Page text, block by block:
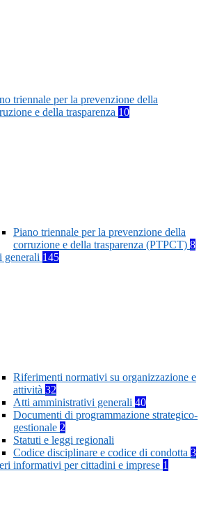
triennale per la prevenzione della
e della trasparenza 10
Piano triennale per la prevenzione della
corruzione e della trasparenza (PTPCT) 8
generali 145
Riferimenti normativi su organizzazione e
attività 32
Atti amministrativi generali 40
Documenti di programmazione strategico-
gestionale 2
Statuti e leggi regionali
Codice disciplinare e codice di condotta 3
informativi per cittadini e imprese 1